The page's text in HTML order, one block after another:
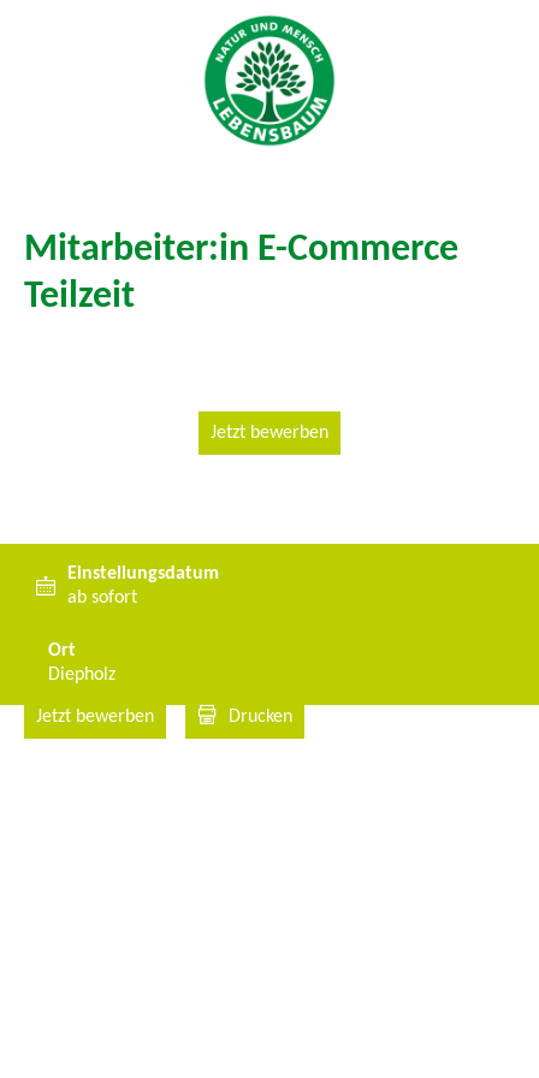
Mitarbeiter:in E-Commerce
Teilzeit
Jetzt bewerben
Einstellungsdatum
ab sofort
Ort
Diepholz
Jetzt bewerben Drucken